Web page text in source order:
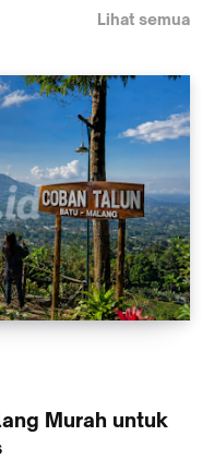
Lihat semua
Murah untuk